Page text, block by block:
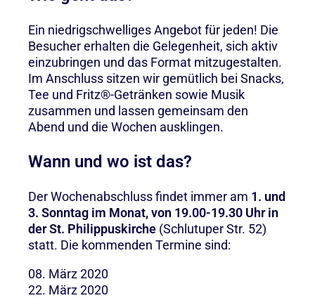
Ein niedrigschwelliges Angebot für jeden! Die
Besucher erhalten die Gelegenheit, sich aktiv
einzubringen und das Format mitzugestalten.
Im Anschluss sitzen wir gemütlich bei Snacks,
Tee und Fritz®-Getränken sowie Musik
zusammen und lassen gemeinsam den
Abend und die Wochen ausklingen.
Wann und wo ist das?
Der Wochenabschluss findet immer am 1. und
3. Sonntag im Monat, von 19.00-19.30 Uhr in
der St. Philippuskirche (Schlutuper Str. 52)
statt. Die kommenden Termine sind:
08. März 2020
22. März 2020